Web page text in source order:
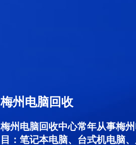
梅州电脑回收
梅州电脑回收中心常年从事梅
目：笔记本电脑、台式机电脑